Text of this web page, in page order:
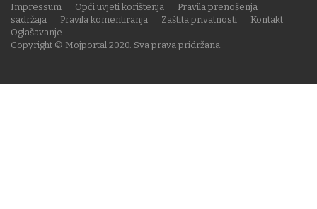
Copyright © Mojportal 2020. Sva prava pridržana.
Impressum Opći uvjeti korištenja
Pravila prenošenja
sadržaja
Pravila komentiranja Zaštita privatnosti
Kontakt
Oglašavanje